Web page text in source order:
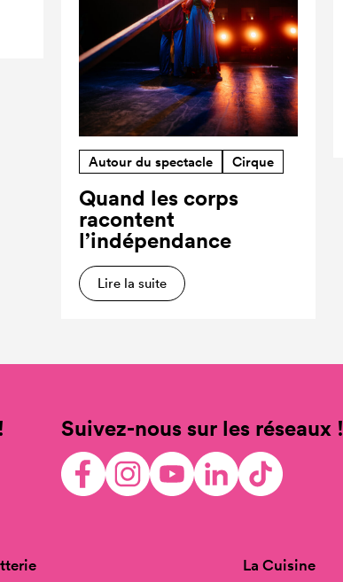
Autour du spectacle Cirque
Quand les corps
racontent
l’indépendance
Lire la suite
Suivez-nous sur les réseaux !
La Cuisine